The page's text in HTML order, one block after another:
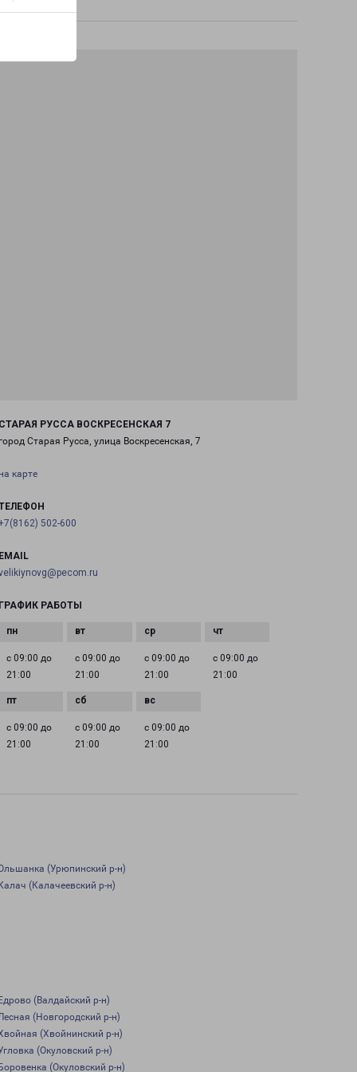
РУССА ВОСКРЕСЕНСКАЯ 7
Старая Русса, улица Воскресенская, 7
карте
502-600
РАБОТЫ
с 09:00 до
21:00
с 09:00 до
21:00
с 09:00 до
21:00
с 09:00 до
21:00
с 09:00 до
21:00
с 09:00 до
21:00
с 09:00 до
21:00
(Урюпинский р-н)
(Калачеевский р-н)
(Валдайский р-н)
(Новгородский р-н)
(Хвойнинский р-н)
(Окуловский р-н)
(Окуловский р-н)